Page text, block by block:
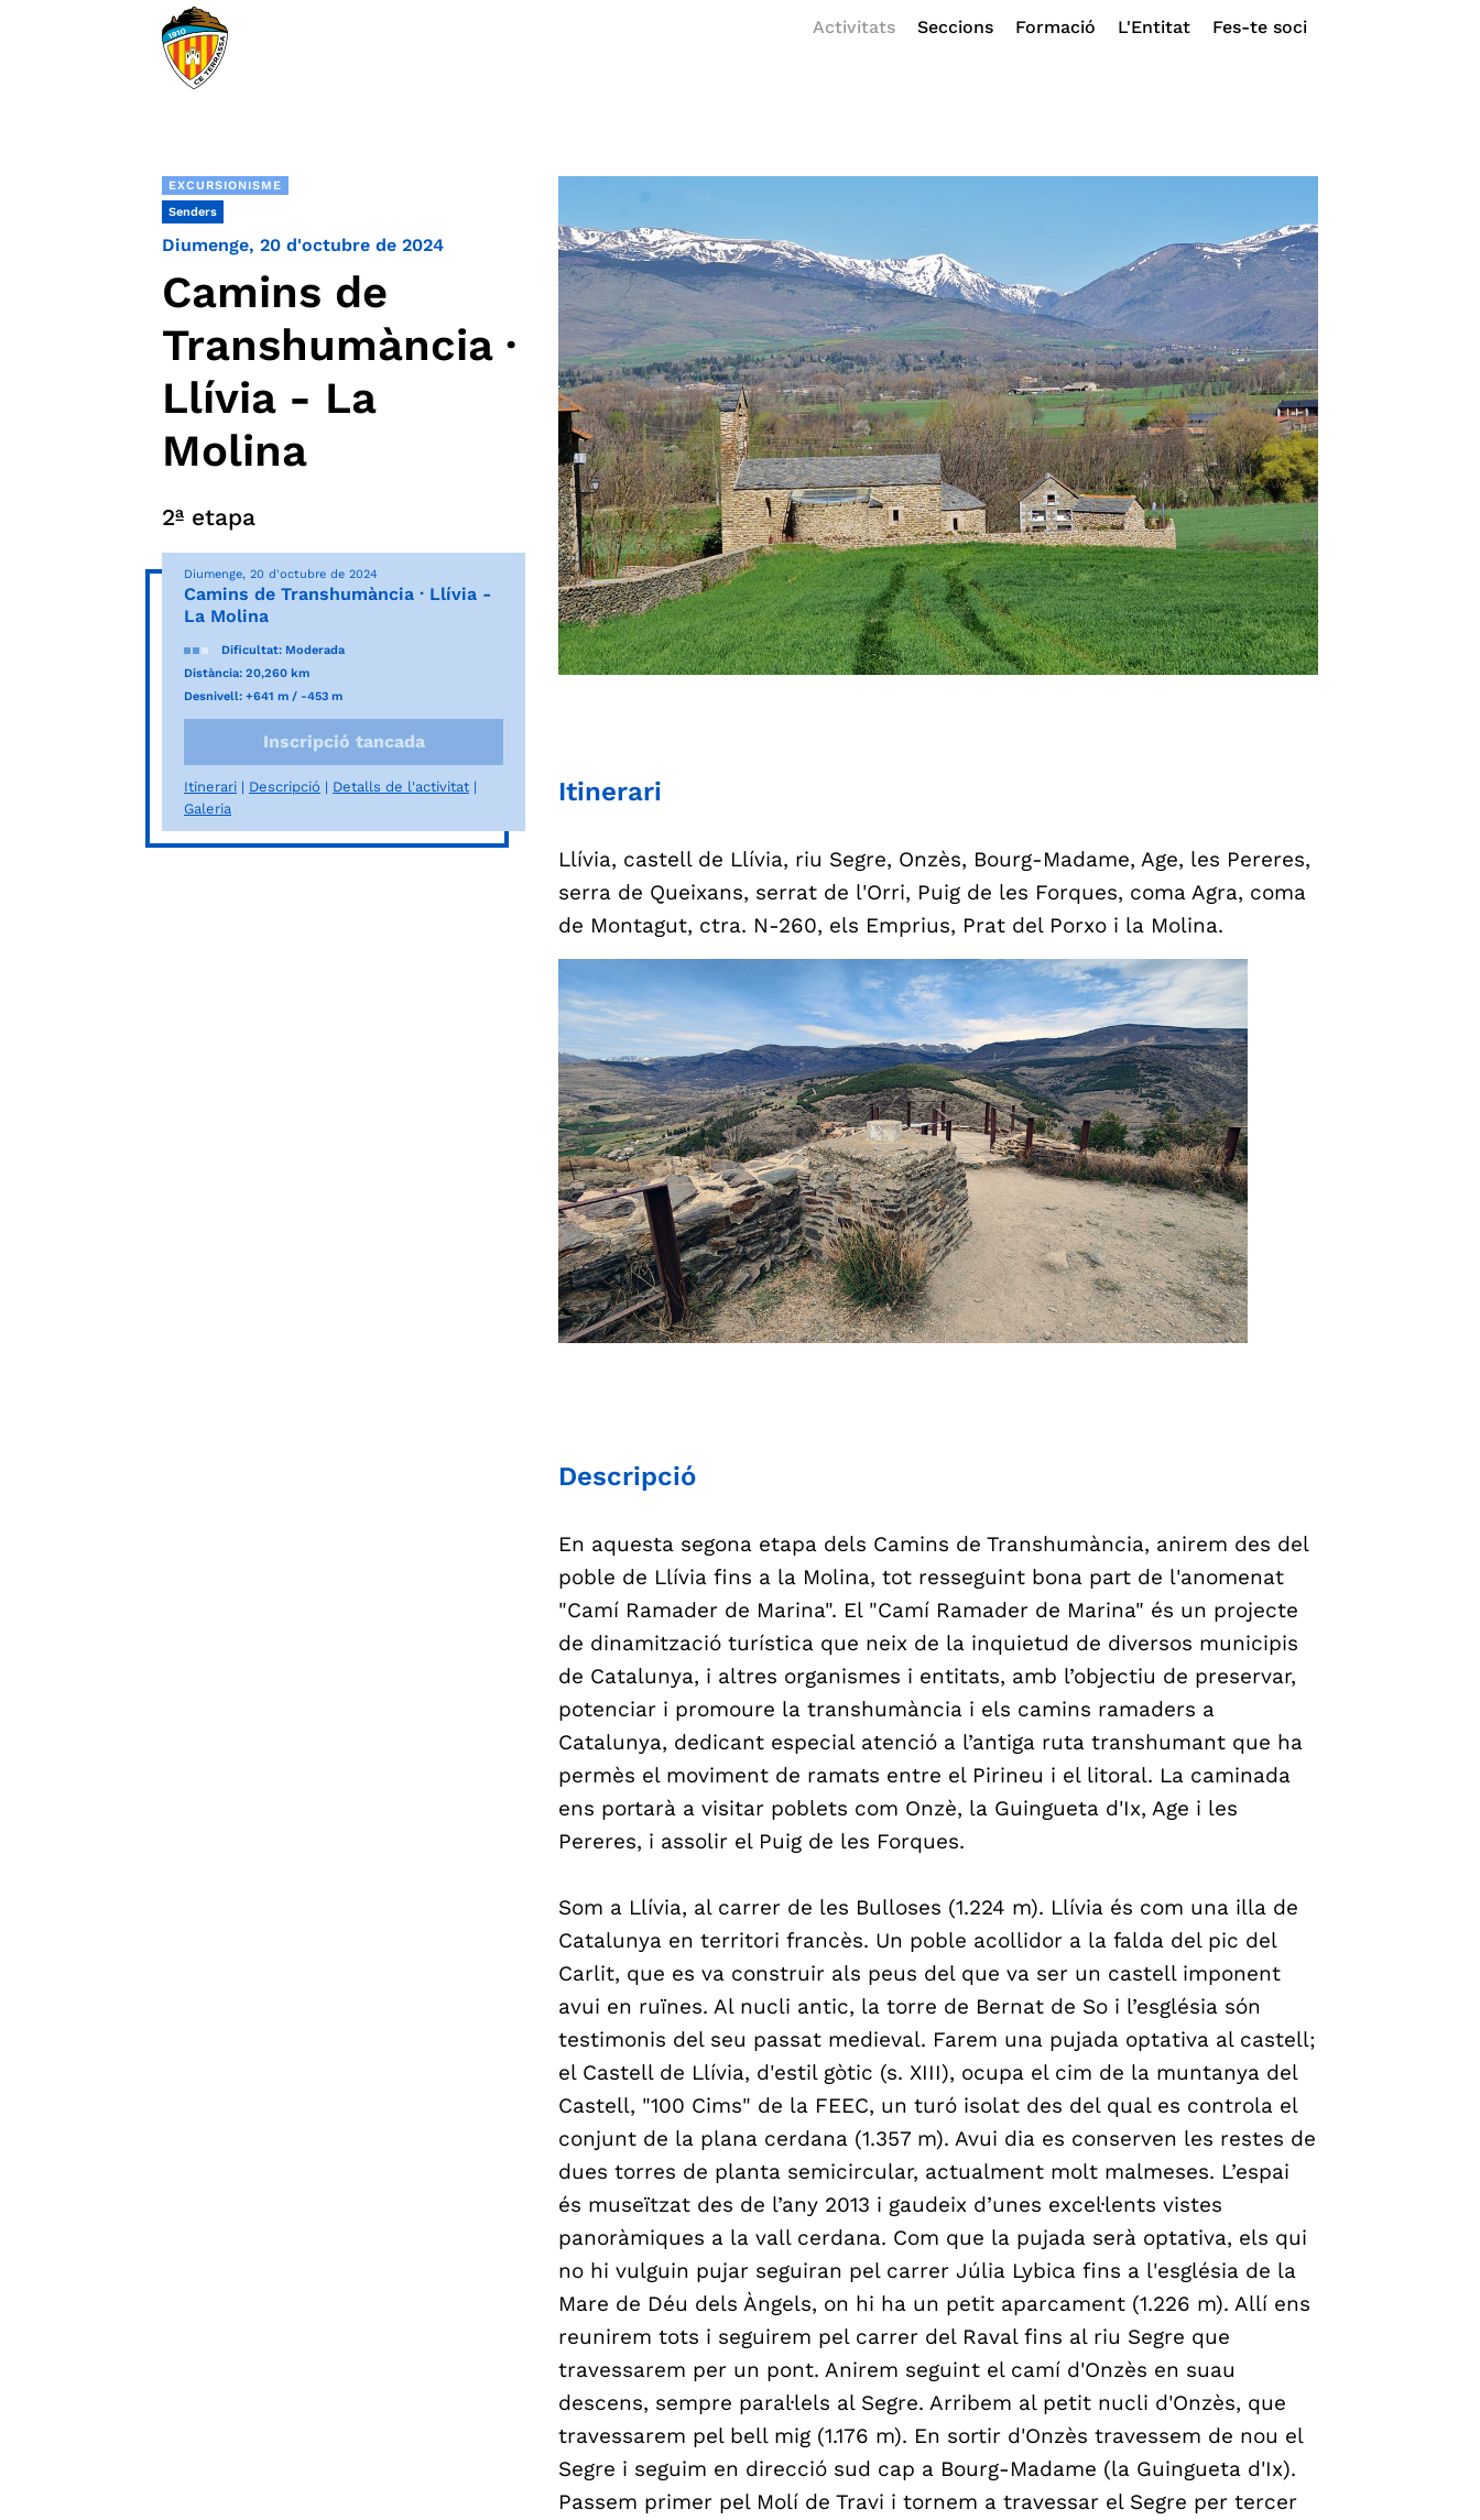
Activitats Seccions Formació L'Entitat Fes-te soci
EXCURSIONISME
Senders
Diumenge, 20 d'octubre de 2024
Camins de
Transhumància ·
Llívia - La
Molina
2ª etapa
Diumenge, 20 d'octubre de 2024
Camins de Transhumància · Llívia -
La Molina
Dificultat: Moderada
Distància: 20,260 km
Desnivell: +641 m / -453 m
Inscripció tancada
Itinerari Descripció
Detalls de l'activitat
Galeria
Itinerari
Llívia, castell de Llívia, riu Segre, Onzès, Bourg-Madame, Age, les Pereres,
serra de Queixans, serrat de l'Orri, Puig de les Forques, coma Agra, coma
de Montagut, ctra. N-260, els Emprius, Prat del Porxo i la Molina.
Descripció
En aquesta segona etapa dels Camins de Transhumància, anirem des del
poble de Llívia fins a la Molina, tot resseguint bona part de l'anomenat
"Camí Ramader de Marina". El "Camí Ramader de Marina" és un projecte
de dinamització turística que neix de la inquietud de diversos municipis
de Catalunya, i altres organismes i entitats, amb l’objectiu de preservar,
potenciar i promoure la transhumància i els camins ramaders a
Catalunya, dedicant especial atenció a l’antiga ruta transhumant que ha
permès el moviment de ramats entre el Pirineu i el litoral. La caminada
ens portarà a visitar poblets com Onzè, la Guingueta d'Ix, Age i les
Pereres, i assolir el Puig de les Forques.
Som a Llívia, al carrer de les Bulloses (1.224 m). Llívia és com una illa de
Catalunya en territori francès. Un poble acollidor a la falda del pic del
Carlit, que es va construir als peus del que va ser un castell imponent
avui en ruïnes. Al nucli antic, la torre de Bernat de So i l’església són
testimonis del seu passat medieval. Farem una pujada optativa al castell;
el Castell de Llívia, d'estil gòtic (s. XIII), ocupa el cim de la muntanya del
Castell, "100 Cims" de la FEEC, un turó isolat des del qual es controla el
conjunt de la plana cerdana (1.357 m). Avui dia es conserven les restes de
dues torres de planta semicircular, actualment molt malmeses. L’espai
és museïtzat des de l’any 2013 i gaudeix d’unes excel·lents vistes
panoràmiques a la vall cerdana. Com que la pujada serà optativa, els qui
no hi vulguin pujar seguiran pel carrer Júlia Lybica fins a l'església de la
Mare de Déu dels Àngels, on hi ha un petit aparcament (1.226 m). Allí ens
reunirem tots i seguirem pel carrer del Raval fins al riu Segre que
travessarem per un pont. Anirem seguint el camí d'Onzès en suau
descens, sempre paral·lels al Segre. Arribem al petit nucli d'Onzès, que
travessarem pel bell mig (1.176 m). En sortir d'Onzès travessem de nou el
Segre i seguim en direcció sud cap a Bourg-Madame (la Guingueta d'Ix).
Passem primer pel Molí de Travi i tornem a travessar el Segre per tercer